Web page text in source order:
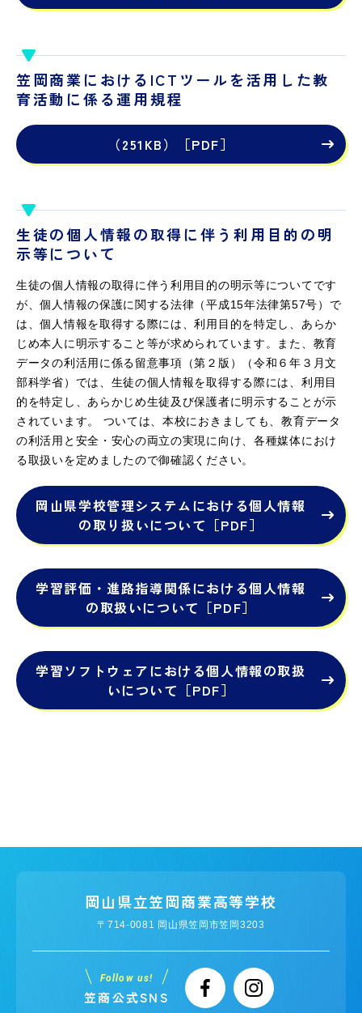
笠岡商業におけるICTツールを活用した教
育活動に係る運用規程
（251KB）［PDF］
生徒の個人情報の取得に伴う利用目的の明
示等について
生徒の個人情報の取得に伴う利用目的の明示等についてです
が、個人情報の保護に関する法律（平成15年法律第57号）で
は、個人情報を取得する際には、利用目的を特定し、あらか
じめ本人に明示すること等が求められています。また、教育
データの利活用に係る留意事項（第２版）（令和６年３月文
部科学省）では、生徒の個人情報を取得する際には、利用目
的を特定し、あらかじめ生徒及び保護者に明示することが示
されています。 ついては、本校におきましても、教育データ
の利活用と安全・安心の両立の実現に向け、各種媒体におけ
る取扱いを定めましたので御確認ください。
岡山県学校管理システムにおける個人情報
の取り扱いについて［PDF］
学習評価・進路指導関係における個人情報
の取扱いについて［PDF］
学習ソフトウェアにおける個人情報の取扱
いについて［PDF］
岡山県立笠岡商業高等学校
〒714-0081 岡山県笠岡市笠岡3203
Follow us!
笠商公式SNS